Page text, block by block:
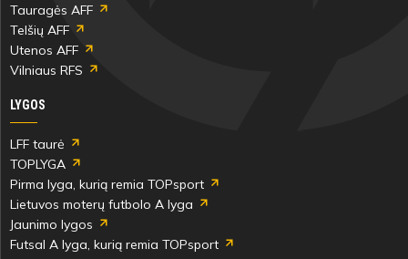
Tauragės AFF
Telšių AFF
Utenos AFF
Vilniaus RFS
LYGOS
LFF taurė
TOPLYGA
Pirma lyga, kurią remia TOPsport
Lietuvos moterų futbolo A lyga
Jaunimo lygos
Futsal A lyga, kurią remia TOPsport